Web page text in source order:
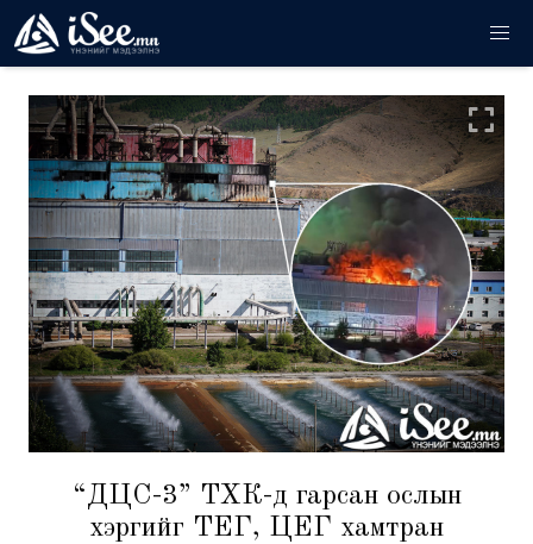
“ДЦС-3” ТӨХК-д гарсан ослын
хэргийг ТЕГ, ЦЕГ хамтран